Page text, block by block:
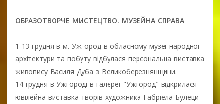
ОБРАЗОТВОРЧЕ МИСТЕЦТВО. МУЗЕЙНА СПРАВА
1-13 грудня в м. Ужгород в обласному музеї народної
архітектури та побуту відбулася персональна виставка
живопису Василя Дуба з Великоберезнянщини.
14 грудня в Ужгороді в галереї "Ужгород" відкрилася
ювілейна виставка творів художника Габріела Булеци